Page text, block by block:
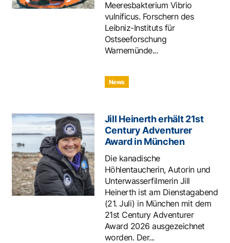
Meeresbakterium Vibrio
vulnificus. Forschern des
Leibniz-Instituts für
Ostseeforschung
Warnemünde...
News
Jill Heinerth erhält 21st
Century Adventurer
Award in München
Die kanadische
Höhlentaucherin, Autorin und
Unterwasserfilmerin Jill
Heinerth ist am Dienstagabend
(21. Juli) in München mit dem
21st Century Adventurer
Award 2026 ausgezeichnet
worden. Der...